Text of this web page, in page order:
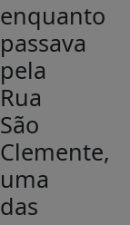
enquanto
passava
pela
Rua
São
Clemente,
uma
das